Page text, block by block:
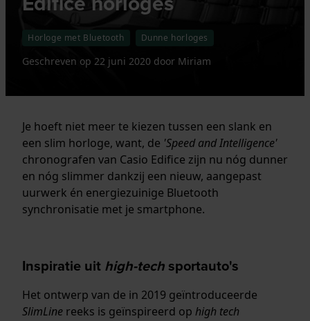
Horloge met Bluetooth Dunne horloges
Geschreven op 22 juni 2020 door Miriam
Je hoeft niet meer te kiezen tussen een slank en
een slim horloge, want, de 'Speed and Intelligence'
chronografen van Casio Edifice zijn nu nóg dunner
en nóg slimmer dankzij een nieuw, aangepast
uurwerk én energiezuinige Bluetooth
synchronisatie met je smartphone.
Inspiratie uit high-tech sportauto's
Het ontwerp van de in 2019 geïntroduceerde
SlimLine reeks is geïnspireerd op high tech